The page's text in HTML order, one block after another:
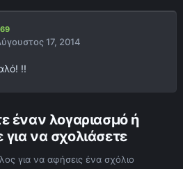
17, 2014
!!
έναν λογαριασμό ή
για να σχολιάσετε
για να αφήσεις ένα σχόλιο